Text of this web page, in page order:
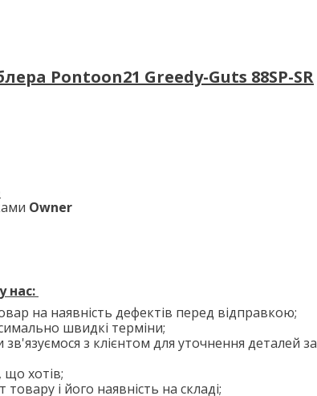
Pontoon21 Greedy-Guts 88SP-SR
Owner
нас:
на наявність дефектів перед відправкою;
швидкі терміни;
з клієнтом для уточнення деталей за
що хотів;
і його наявність на складі;